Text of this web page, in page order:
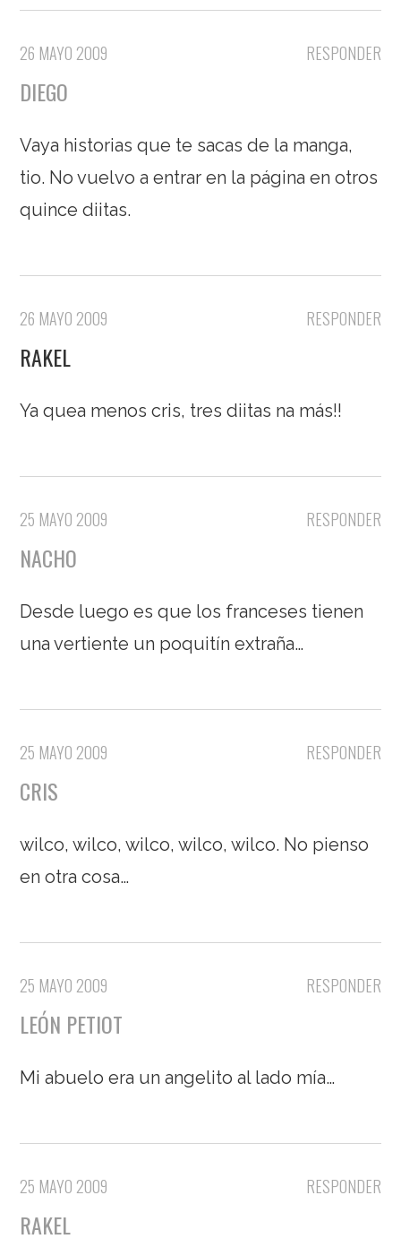
RESPONDER
26 MAYO 2009
DIEGO
Vaya historias que te sacas de la manga,
tio. No vuelvo a entrar en la página en otros
quince diitas.
RESPONDER
26 MAYO 2009
RAKEL
Ya quea menos cris, tres diitas na más!!
RESPONDER
25 MAYO 2009
NACHO
Desde luego es que los franceses tienen
una vertiente un poquitín extraña…
RESPONDER
25 MAYO 2009
CRIS
wilco, wilco, wilco, wilco, wilco. No pienso
en otra cosa…
RESPONDER
25 MAYO 2009
LEÓN PETIOT
Mi abuelo era un angelito al lado mía…
RESPONDER
25 MAYO 2009
RAKEL